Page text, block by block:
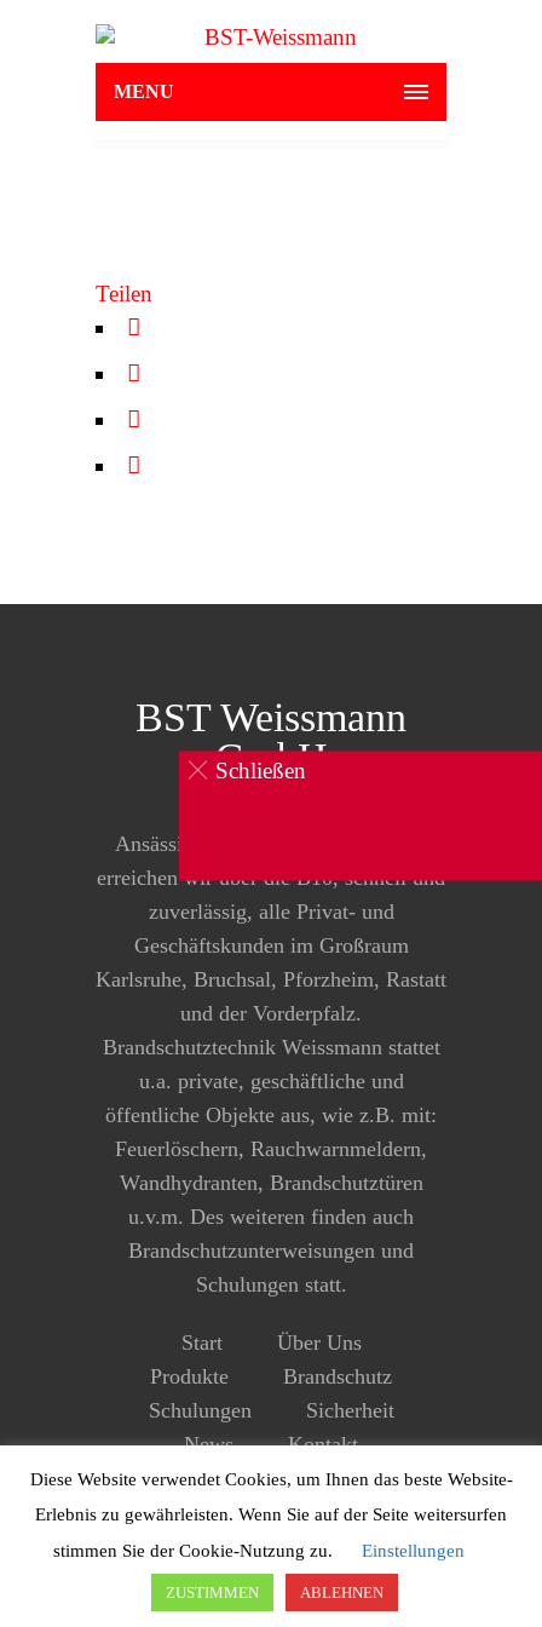
MENU
Teilen
BST Weissmann
GmbH
Ansässig in Pfinztal-Kleinsteinbach
erreichen wir über die B10, schnell und
zuverlässig, alle Privat- und
Geschäftskunden im Großraum
Karlsruhe, Bruchsal, Pforzheim, Rastatt
und der Vorderpfalz.
Brandschutztechnik Weissmann stattet
u.a. private, geschäftliche und
öffentliche Objekte aus, wie z.B. mit:
Feuerlöschern, Rauchwarnmeldern,
Wandhydranten, Brandschutztüren
u.v.m. Des weiteren finden auch
Brandschutzunterweisungen und
Schulungen statt.
Start
Über Uns
Produkte
Brandschutz
Schulungen
Sicherheit
News
Kontakt
Impressum
Datenschutz
Diese Website verwendet Cookies, um Ihnen das beste Website-
Erlebnis zu gewährleisten. Wenn Sie auf der Seite weitersurfen
stimmen Sie der Cookie-Nutzung zu.
Einstellungen
ZUSTIMMEN ABLEHNEN
Schließen